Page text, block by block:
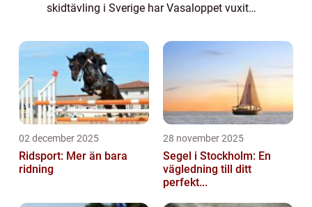
skidtävling i Sverige har Vasaloppet vuxit
runt om i världen. Men vad händer när man
02 december 2025
Ridsport: Mer än bara
ridning
28 november 2025
Segel i Stockholm: En
vägledning till ditt
perfekt...